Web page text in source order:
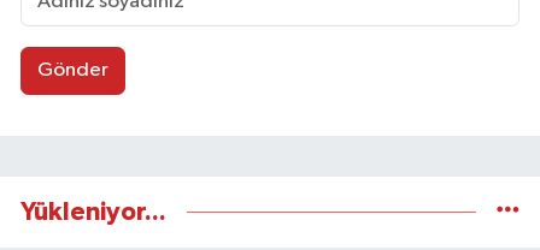
Gönder
Yükleniyor...